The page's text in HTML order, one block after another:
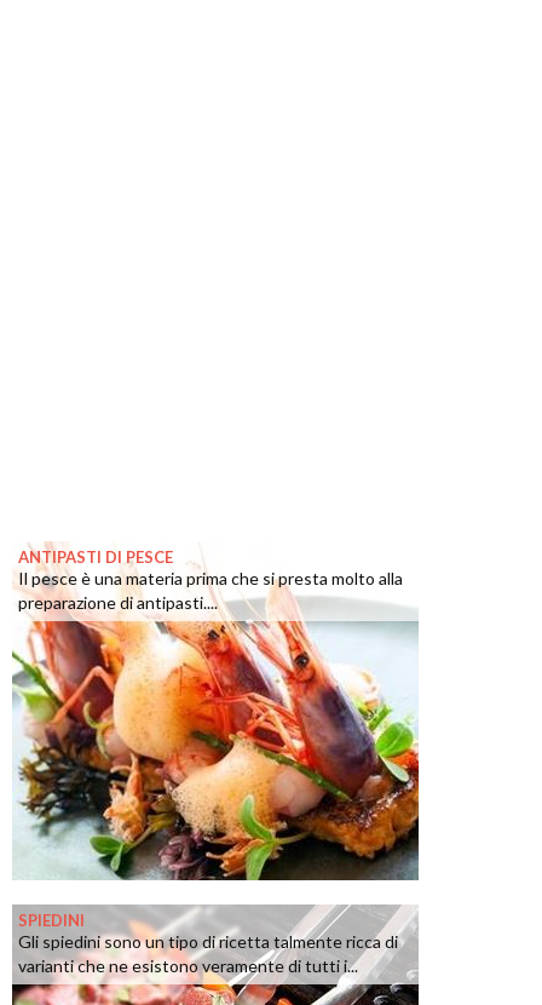
ANTIPASTI DI PESCE
Il pesce è una materia prima che si presta molto alla
preparazione di antipasti....
SPIEDINI
Gli spiedini sono un tipo di ricetta talmente ricca di
varianti che ne esistono veramente di tutti i...